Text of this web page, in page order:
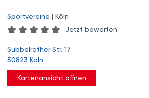
Sportvereine | Köln
Jetzt bewerten
Subbelrather Str. 17
50823 Köln
Kartenansicht öffnen